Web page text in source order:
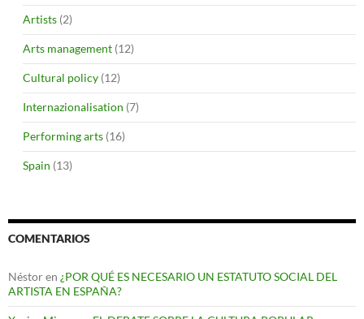
Artists (2)
Arts management (12)
Cultural policy (12)
Internazionalisation (7)
Performing arts (16)
Spain (13)
COMENTARIOS
Néstoren ¿POR QUÉ ES NECESARIO UN ESTATUTO SOCIAL DEL
ARTISTA EN ESPAÑA?